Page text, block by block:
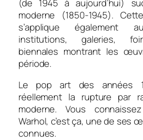
(de 1945 à aujourd’hui)
moderne (1850-1945).
s’applique également
institutions, galeries,
biennales montrant les
période.
Le pop art des années
réellement la rupture par
moderne. Vous
Warhol, c’est ça, une de ses
connues.